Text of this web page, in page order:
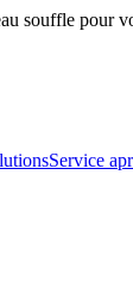
souffle pour
Service